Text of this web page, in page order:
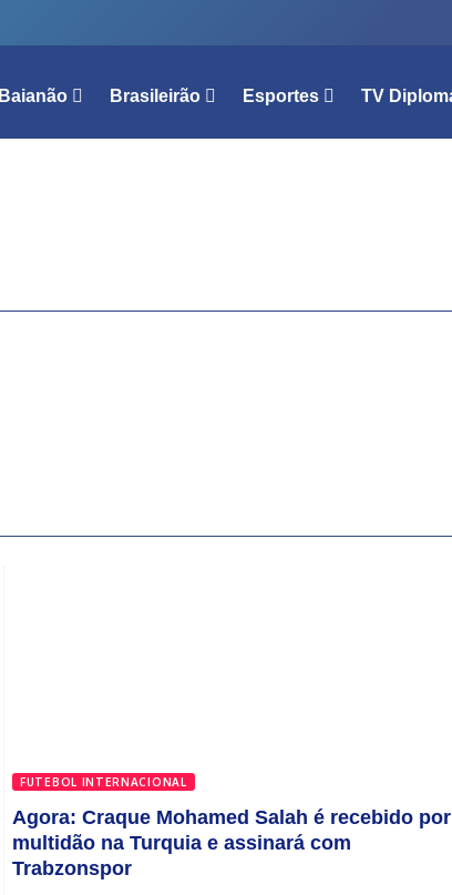
Baianão Brasileirão Esportes TV
Alê Alves Copa do Brasil
FUTEBOL INTERNACIONAL
Agora: Craque Mohamed Salah é recebido por
multidão na Turquia e assinará com
Trabzonspor